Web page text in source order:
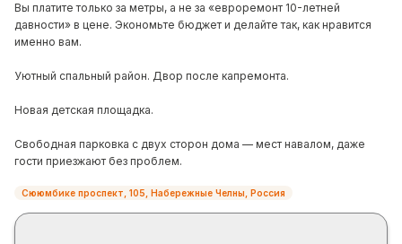
Вы платите только за метры, а не за «евроремонт 10-летней
давности» в цене. Экономьте бюджет и делайте так, как нравится
именно вам.
Уютный спальный район. Двор после капремонта.
Новая детская площадка.
Свободная парковка с двух сторон дома — мест навалом, даже
гости приезжают без проблем.
Сююмбике проспект, 105, Набережные Челны, Россия